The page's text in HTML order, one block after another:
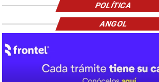
POLÍTICA
ANGOL